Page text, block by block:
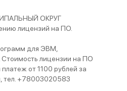
ОКРУГ
лицензий на ПО.
для ЭВМ,
. Стоимость лицензии на ПО
от 1100 рублей за
, тел. +78003020583